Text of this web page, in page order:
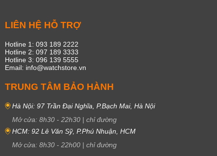
LIÊN HỆ HỖ TRỢ
Hotline 1: 093 189 2222
Hotline 2: 097 189 3333
Hotline 3: 096 139 5555
Email: info@watchstore.vn
TRUNG TÂM BẢO HÀNH
Hà Nội: 97 Trần Đại Nghĩa, P.Bạch Mai, Hà Nội
Mở cửa: 8h30 - 22h30 | chỉ đường
HCM: 92 Lê Văn Sỹ, P.Phú Nhuận, HCM
Mở cửa: 8h30 - 22h00 | chỉ đường